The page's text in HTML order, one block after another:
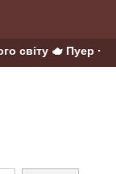
світу 🫖 Пуер ·